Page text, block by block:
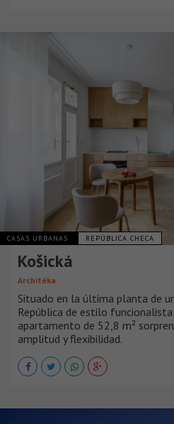
CASAS URBANAS REPÚBLICA CHECA
Košická
Architéka
Situado en la última planta de
República de estilo funcionalista
apartamento de 52,8 m²
amplitud y flexibilidad.